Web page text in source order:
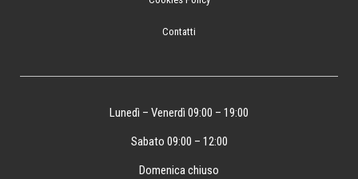
Contatti
Lunedì – Venerdì 09:00 – 19:00
Sabato 09:00 – 12:00
Domenica chiuso